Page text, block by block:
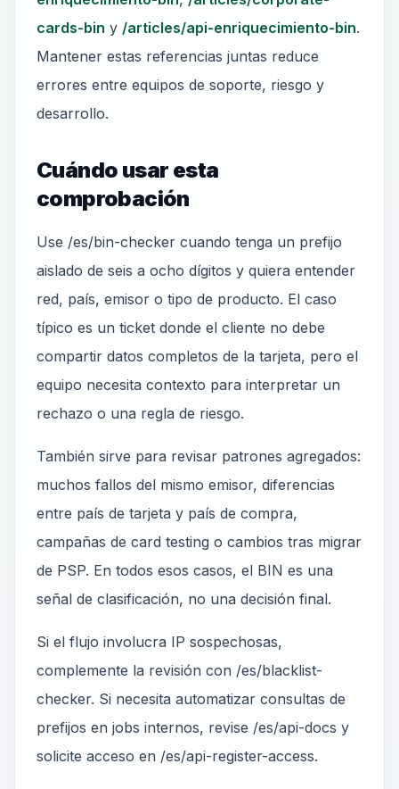
cards-bin y /articles/api-enriquecimiento-bin.
Mantener estas referencias juntas reduce
errores entre equipos de soporte, riesgo y
desarrollo.
Cuándo usar esta
comprobación
Use /es/bin-checker cuando tenga un prefijo
aislado de seis a ocho dígitos y quiera entender
red, país, emisor o tipo de producto. El caso
típico es un ticket donde el cliente no debe
compartir datos completos de la tarjeta, pero el
equipo necesita contexto para interpretar un
rechazo o una regla de riesgo.
También sirve para revisar patrones agregados:
muchos fallos del mismo emisor, diferencias
entre país de tarjeta y país de compra,
campañas de card testing o cambios tras migrar
de PSP. En todos esos casos, el BIN es una
señal de clasificación, no una decisión final.
Si el flujo involucra IP sospechosas,
complemente la revisión con /es/blacklist-
checker. Si necesita automatizar consultas de
prefijos en jobs internos, revise /es/api-docs y
solicite acceso en /es/api-register-access.